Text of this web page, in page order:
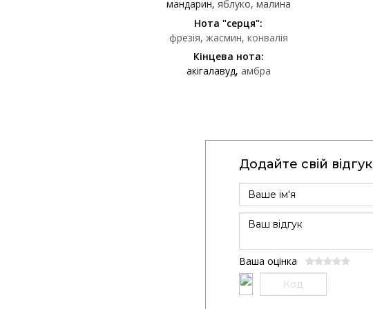
мандарин яблуко малина
Нота "серця":
фрезія жасмин конвалія
Кінцева нота:
акігалавуд амбра
Додайте свій відгук
Ваша оцінка